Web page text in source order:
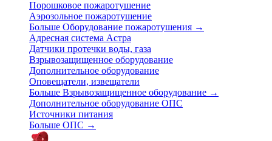
Порошковое пожаротушение
Аэрозольное пожаротушение
Больше Оборудование пожаротушения →
Адресная система Астра
Датчики протечки воды, газа
Взрывозащищенное оборудование
Дополнительное оборудование
Оповещатели, извещатели
Больше Взрывозащищенное оборудование →
Дополнительное оборудование ОПС
Источники питания
Больше ОПС →